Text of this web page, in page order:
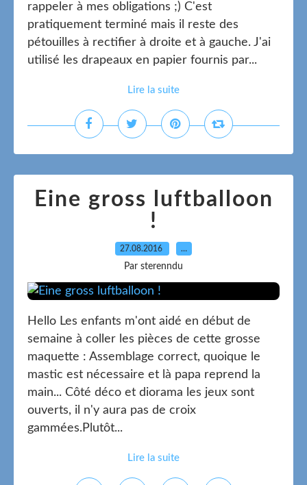
rappeler à mes obligations ;) C'est
pratiquement terminé mais il reste des
pétouilles à rectifier à droite et à gauche. J'ai
utilisé les drapeaux en papier fournis par...
Lire la suite
Eine gross luftballoon
!
27.08.2016 …
Par sterenndu
Hello Les enfants m'ont aidé en début de
semaine à coller les pièces de cette grosse
maquette : Assemblage correct, quoique le
mastic est nécessaire et là papa reprend la
main... Côté déco et diorama les jeux sont
ouverts, il n'y aura pas de croix
gammées.Plutôt...
Lire la suite